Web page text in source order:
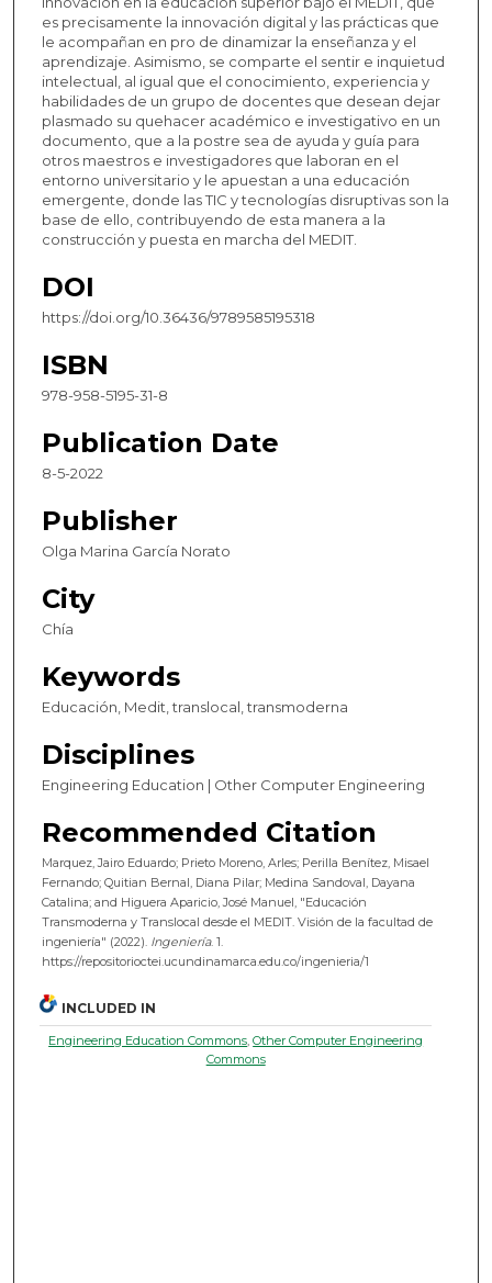
es precisamente la innovación digital y las prácticas que
le acompañan en pro de dinamizar la enseñanza y el
aprendizaje. Asimismo, se comparte el sentir e inquietud
intelectual, al igual que el conocimiento, experiencia y
habilidades de un grupo de docentes que desean dejar
plasmado su quehacer académico e investigativo en un
documento, que a la postre sea de ayuda y guía para
otros maestros e investigadores que laboran en el
entorno universitario y le apuestan a una educación
emergente, donde las TIC y tecnologías disruptivas son la
base de ello, contribuyendo de esta manera a la
construcción y puesta en marcha del MEDIT.
DOI
https://doi.org/10.36436/9789585195318
ISBN
978-958-5195-31-8
Publication Date
8-5-2022
Publisher
Olga Marina García Norato
City
Chía
Keywords
Educación, Medit, translocal, transmoderna
Disciplines
Engineering Education | Other Computer Engineering
Recommended Citation
Marquez, Jairo Eduardo; Prieto Moreno, Arles; Perilla Benítez, Misael
Fernando; Quitian Bernal, Diana Pilar; Medina Sandoval, Dayana
Catalina; and Higuera Aparicio, José Manuel, "Educación
Transmoderna y Translocal desde el MEDIT. Visión de la facultad de
ingeniería" (2022). Ingeniería. 1.
https://repositorioctei.ucundinamarca.edu.co/ingenieria/1
INCLUDED IN
Engineering Education Commons,Other Computer Engineering
Commons